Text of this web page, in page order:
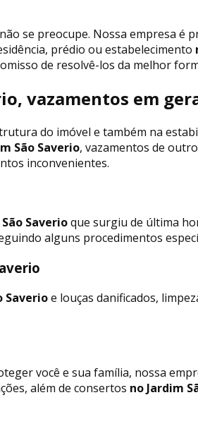
se preocupe. Nossa empresa
prédio ou estabelecimento
de resolvê-los da melhor
vazamentos em
do imóvel e também na
São Saverio, vazamentos de
inconvenientes.
Saverioque surgiu de última
alguns procedimentos
Saverioe louças danificados,
você e sua família, nossa
além de consertos no Jardim